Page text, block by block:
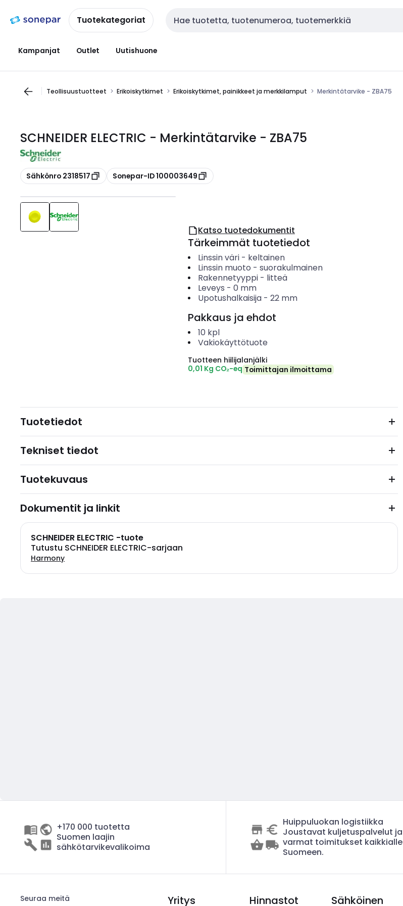
navigointiinsisältöönTuotekategoriat Haku
Kampanjat Outlet Uutishuone
Teollisuustuotteet Erikoiskytkimet Erikoiskytkimet, painikkeet ja merkkilamput Merkintätarvike - ZBA75
SCHNEIDER ELECTRIC - Merkintätarvike - ZBA75
Kopioi
Sähkönro 2318517 Kopioi
Sonepar-ID 100003649
Katso tuotedokumentit
Tärkeimmät tuotetiedot
Linssin väri- keltainen
Linssin muoto - suorakulmainen
Rakennetyyppi- litteä
Leveys - 0 mm
Upotushalkaisija- 22 mm
Pakkaus ja ehdot
10 kpl
Vakiokäyttötuote
Tuotteen hiilijalanjälki
0,01 Kg CO₂-eq Toimittajan ilmoittama
Tuotetiedot
Tekniset tiedot
Tuotekuvaus
Dokumentit ja linkit
SCHNEIDER ELECTRIC -tuote
Tutustu SCHNEIDER ELECTRIC-sarjaan
Harmony
+170 000 tuotetta
Suomen laajin
sähkötarvikevalikoima
Huippuluokan logistiikka
Joustavat kuljetuspalvelut ja
varmat toimitukset kaikkialle
Suomeen.
Seuraa meitä Yritys Hinnastot
Sähköinen